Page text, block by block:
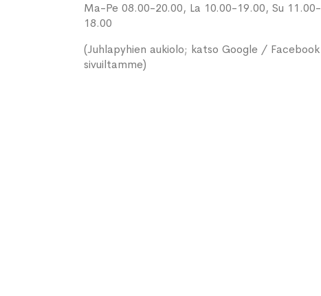
Ma-Pe 08.00-20.00, La 10.00-19.00, Su 11.00-
18.00
(Juhlapyhien aukiolo; katso Google / Facebook
sivuiltamme)